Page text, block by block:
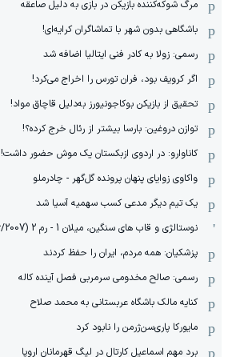
مرگ شوکه‌کننده بازیکن در بازی به دلیل صاعقه
باشگاهی بدون شهر با تماشاگران کرایه‌ای!
رسمی: زولا به کادر فنی ایتالیا اضافه شد
اگر کرویف بود، فران تورس را اخراج می‌کرد!
تحقیق از بازیکن بوکاجونیورز به‌دلیل قاچاق مواد!
توازن دروغین: بارسا بیشتر از رئال خرج کرده؟!
کاناوارو: در اردوی ازبکستان یک موش حضور داشت!
واکاوی زوایای پنهان پرونده گل‌گهر - چادرملو
یک تیم دیگر مدعی کسب سهمیه آسیا شد
نوستالژی و قاب های سنگین، میلان 1 - رم 2 (2006/2007)
پزشکیان: همه مردم، ایران را حفظ کردند
رسمی: صالح مخدومی سرمربی فصل آینده کاله
کنایه مالک باشگاه عربستانی به محمد صلاح
مایورکا پاری‌سن‌ژرمن را نابود کرد
برد مهم اسماعیل کارتال در لیگ قهرمانان اروپا